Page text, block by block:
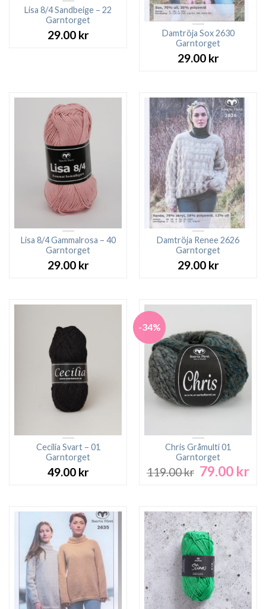
Lisa 8/4 Sandbeige – 22
Garntorget
29.00 kr
Damtröja Sox 2630
Garntorget
29.00 kr
Lisa 8/4 Gammalrosa – 40
Garntorget
29.00 kr
Damtröja Renee 2626
Garntorget
29.00 kr
Cecilia Svart – 01
Garntorget
49.00 kr
-34%
Chris Gråmulti 01
Garntorget
119.00kr Det
119.00 kr.
79.00 kr